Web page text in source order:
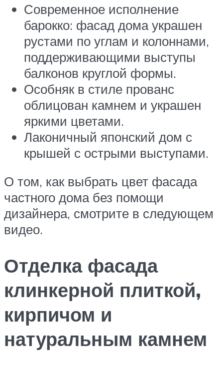
Современное исполнение
барокко: фасад дома украшен
рустами по углам и колоннами,
поддерживающими выступы
балконов круглой формы.
Особняк в стиле прованс
облицован камнем и украшен
яркими цветами.
Лаконичный японский дом с
крышей с острыми выступами.
О том, как выбрать цвет фасада
частного дома без помощи
дизайнера, смотрите в следующем
видео.
Отделка фасада
клинкерной плиткой,
кирпичом и
натуральным камнем